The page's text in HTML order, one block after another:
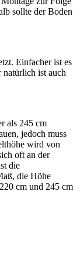
sollte der Boden
Einfacher ist es
natürlich ist auch
als 245 cm
jedoch muss
wird von
oft an der
die
die Höhe
cm und 245 cm